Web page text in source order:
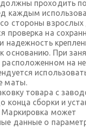
проходить
каждым
стороны
проверка на
надежность
основанию. При
на
маты.
товара с
конца сборки и
Маркировка может
данные о